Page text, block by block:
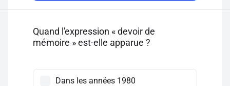
Quand l'expression « devoir de
mémoire » est-elle apparue ?
Dans les années 1980